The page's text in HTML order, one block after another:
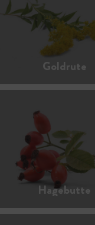
Goldrute
Hagebutte